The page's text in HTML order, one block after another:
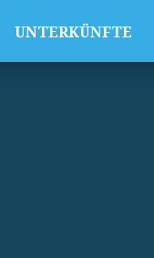
UNTERKÜNFTE